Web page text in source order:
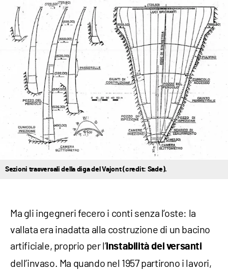
Sezioni trasversali della diga del Vajont (credit: Sade).
Ma gli ingegneri fecero i conti senza l’oste: la
vallata era inadatta alla costruzione di un bacino
artificiale, proprio per l’instabilità dei versanti
dell’invaso. Ma quando nel 1957 partirono i lavori,